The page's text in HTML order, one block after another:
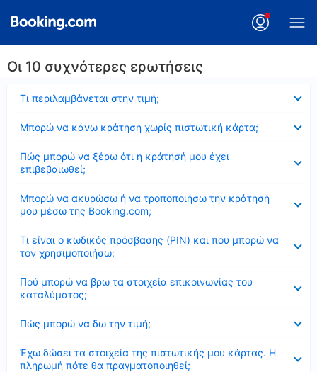
Οι 10 συχνότερες ερωτήσεις
Τι περιλαμβάνεται στην τιμή;
Μπορώ να κάνω κράτηση χωρίς πιστωτική κάρτα;
Πώς μπορώ να ξέρω ότι η κράτησή μου έχει
επιβεβαιωθεί;
Μπορώ να ακυρώσω ή να τροποποιήσω την κράτησή
μου μέσω της Booking.com;
Τι είναι ο κωδικός πρόσβασης (PIN) και που μπορώ να
τον χρησιμοποιήσω;
Πού μπορώ να βρω τα στοιχεία επικοινωνίας του
καταλύματος;
Πώς μπορώ να δω την τιμή;
Έχω δώσει τα στοιχεία της πιστωτικής μου κάρτας. Η
πληρωμή πότε θα πραγματοποιηθεί;